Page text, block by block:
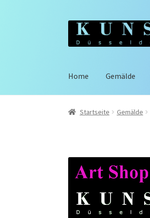
Zur
Navigation
springen
Zum
Inhalt
springen
Home Gemälde
Startseite Gemälde